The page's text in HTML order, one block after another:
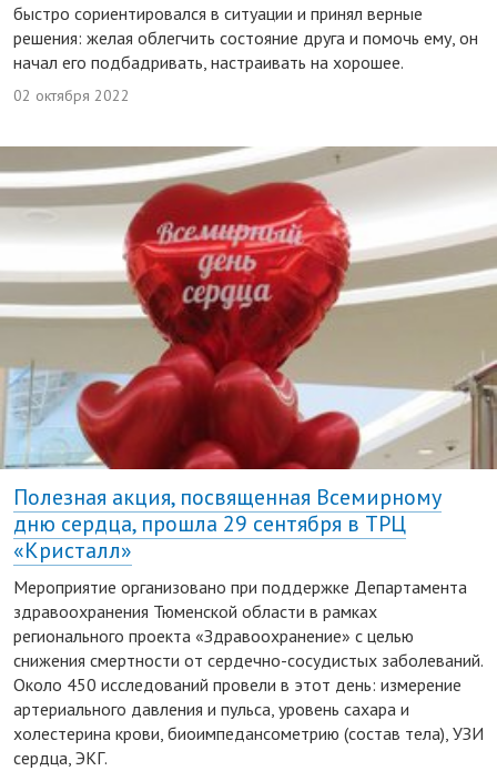
быстро сориентировался в ситуации и принял верные
решения: желая облегчить состояние друга и помочь ему, он
начал его подбадривать, настраивать на хорошее.
02 октября 2022
Полезная акция, посвященная Всемирному
дню сердца, прошла 29 сентября в ТРЦ
«Кристалл»
Мероприятие организовано при поддержке Департамента
здравоохранения Тюменской области в рамках
регионального проекта «Здравоохранение» с целью
снижения смертности от сердечно-сосудистых заболеваний.
Около 450 исследований провели в этот день: измерение
артериального давления и пульса, уровень сахара и
холестерина крови, биоимпедансометрию (состав тела), УЗИ
сердца, ЭКГ.